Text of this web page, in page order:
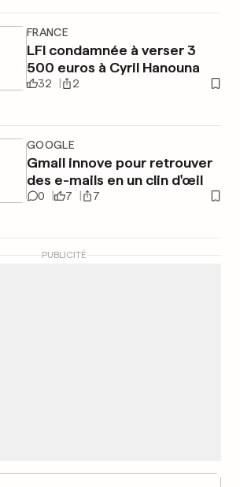
FRANCE
LFI condamnée à verser 3
500 euros à Cyril Hanouna
32 2
GOOGLE
Gmail innove pour retrouver
des e-mails en un clin d'œil
0 7 7
PUBLICITÉ